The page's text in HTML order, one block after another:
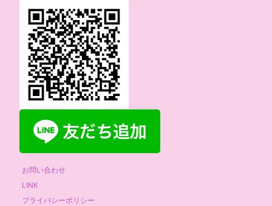
お問い合わせ
LINK
プライバシーポリシー